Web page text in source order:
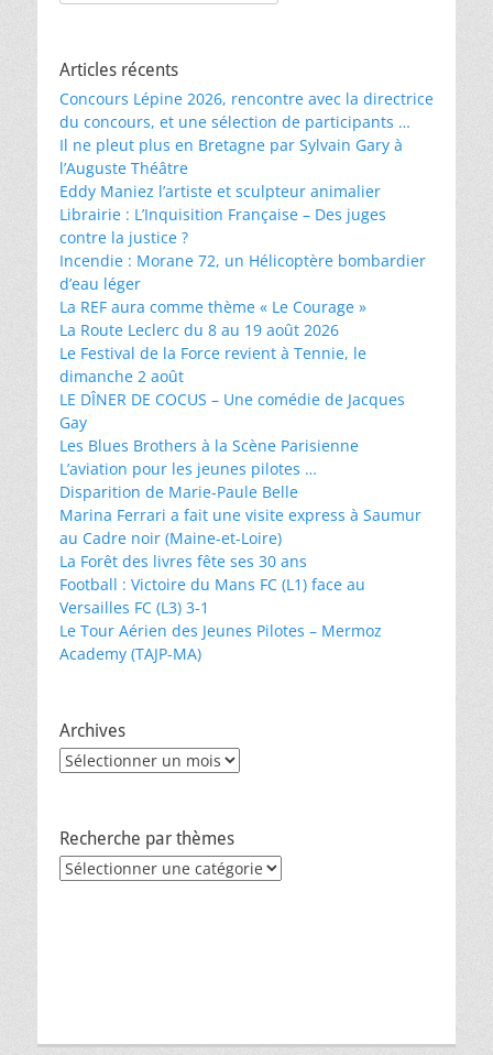
Articles récents
Concours Lépine 2026, rencontre avec la directrice
du concours, et une sélection de participants …
Il ne pleut plus en Bretagne par Sylvain Gary à
l’Auguste Théâtre
Eddy Maniez l’artiste et sculpteur animalier
Librairie : L’Inquisition Française – Des juges
contre la justice ?
Incendie : Morane 72, un Hélicoptère bombardier
d’eau léger
La REF aura comme thème « Le Courage »
La Route Leclerc du 8 au 19 août 2026
Le Festival de la Force revient à Tennie, le
dimanche 2 août
LE DÎNER DE COCUS – Une comédie de Jacques
Gay
Les Blues Brothers à la Scène Parisienne
L’aviation pour les jeunes pilotes …
Disparition de Marie-Paule Belle
Marina Ferrari a fait une visite express à Saumur
au Cadre noir (Maine-et-Loire)
La Forêt des livres fête ses 30 ans
Football : Victoire du Mans FC (L1) face au
Versailles FC (L3) 3-1
Le Tour Aérien des Jeunes Pilotes – Mermoz
Academy (TAJP-MA)
Archives
Archives
Recherche par thèmes
Recherche